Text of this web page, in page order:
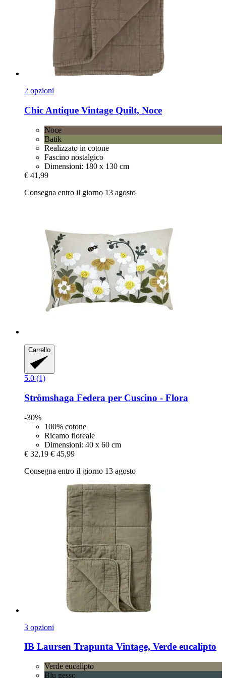
2 opzioni
Chic Antique Vintage Quilt, Noce
Noce
Batik
Realizzato in cotone
Fascino nostalgico
Dimensioni: 180 x 130 cm
€ 41,99
Consegna entro il giorno 13 agosto
Carrello
5.0 (1)
Strömshaga Federa per Cuscino -​ Flora
-30%
100% cotone
Ricamo floreale
Dimensioni: 40 x 60 cm
€ 32,19 € 45,99
Consegna entro il giorno 13 agosto
3 opzioni
IB Laursen Trapunta Vintage, Verde eucalipto
Verde eucalipto
Blu gesso